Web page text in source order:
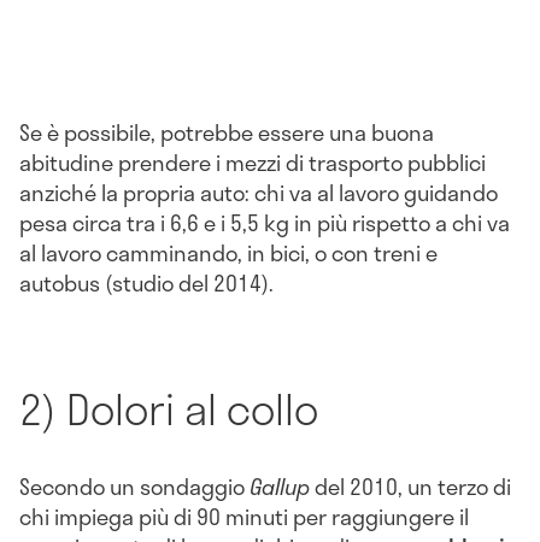
Se è possibile, potrebbe essere una buona
abitudine prendere i mezzi di trasporto pubblici
anziché la propria auto: chi va al lavoro guidando
pesa circa tra i 6,6 e i 5,5 kg in più rispetto a chi va
al lavoro camminando, in bici, o con treni e
autobus (studio del 2014).
2) Dolori al collo
Secondo un sondaggioGallupdel 2010, un terzo di
chi impiega più di 90 minuti per raggiungere il